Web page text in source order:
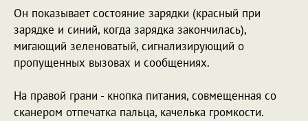
Он показывает состояние зарядки (красный при
зарядке и синий, когда зарядка закончилась),
мигающий зеленоватый, сигнализирующий о
пропущенных вызовах и сообщениях.
На правой грани - кнопка питания, совмещенная со
сканером отпечатка пальца, качелька громкости.